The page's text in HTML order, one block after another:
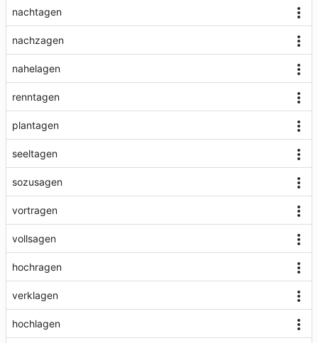
nachtagen
nachzagen
nahelagen
renntagen
plantagen
seeltagen
sozusagen
vortragen
vollsagen
hochragen
verklagen
hochlagen